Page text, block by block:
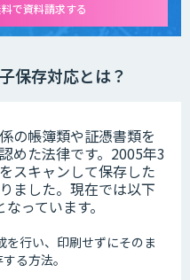
で資料請求する
保存対応とは？
の帳簿類や証憑書類を
めた法律です。2005年3
スキャンして保存した
ました。現在では以下
っています。
行い、印刷せずにそのま
る方法。